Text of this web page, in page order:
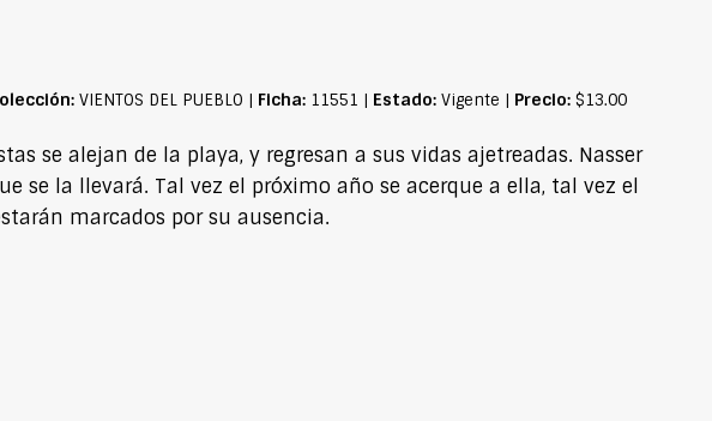
VIENTOS DEL PUEBLO | Ficha: 11551 | Estado: Vigente | Precio: $13.00
se alejan de la playa, y regresan a sus vidas ajetreadas. Nasser
se la llevará. Tal vez el próximo año se acerque a ella, tal vez el
marcados por su ausencia.